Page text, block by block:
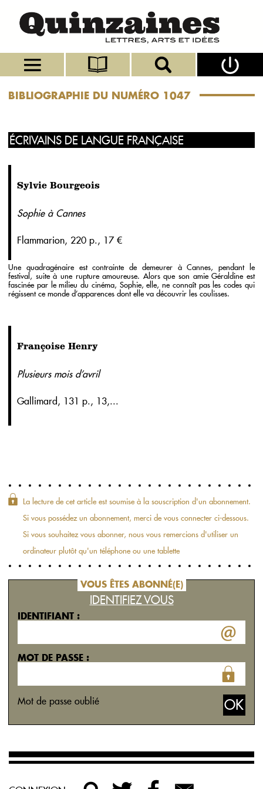
BIBLIOGRAPHIE DU NUMÉRO 1047
ÉCRIVAINS DE LANGUE FRANÇAISE
Sylvie Bourgeois
Sophie à Cannes
Flammarion, 220 p., 17 €
Une quadragénaire est contrainte de demeurer à Cannes, pendant le
festival, suite à une rupture amoureuse. Alors que son amie Géraldine est
fascinée par le milieu du cinéma, Sophie, elle, ne connaît pas les codes qui
régissent ce monde d’apparences dont elle va découvrir les coulisses.
Françoise Henry
Plusieurs mois d’avril
Gallimard, 131 p., 13,...
La lecture de cet article est soumise à la souscription d'un abonnement.
Si vous possédez un abonnement, merci de vous connecter ci-dessous.
Si vous souhaitez vous abonner, nous vous remercions d'utiliser un
ordinateur plutôt qu'un téléphone ou une tablette
VOUS ÊTES ABONNÉ(E)
IDENTIFIEZ VOUS
IDENTIFIANT :
MOT DE PASSE :
Mot de passe oublié